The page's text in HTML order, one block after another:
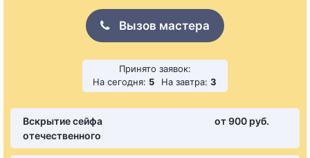
Вызов мастера
Принято заявок:
На сегодня: 5 На завтра: 3
Вскрытие сейфа
отечественного
от 900 pуб.